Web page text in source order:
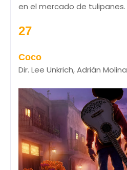
en el mercado de tulipanes.
27
Coco
Dir. Lee Unkrich, Adrián Molina